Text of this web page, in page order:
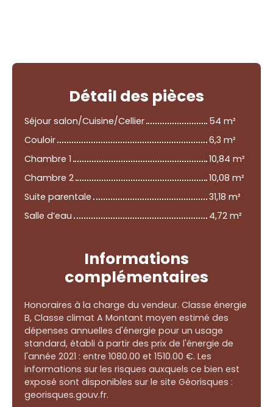
Détail des pièces
Séjour salon/Cuisine/Cellier
54 m²
Couloir
6,3 m²
Chambre 1
10,84 m²
Chambre 2
10,08 m²
Suite parentale
31,18 m²
Salle d’eau
4,72 m²
Informations
complémentaires
Honoraires à la charge du vendeur. Classe énergie
B, Classe climat A Montant moyen estimé des
dépenses annuelles d'énergie pour un usage
standard, établi à partir des prix de l'énergie de
l'année 2021 : entre 1080.00 et 1510.00 €. Les
informations sur les risques auxquels ce bien est
exposé sont disponibles sur le site Géorisques :
georisques.gouv.fr.